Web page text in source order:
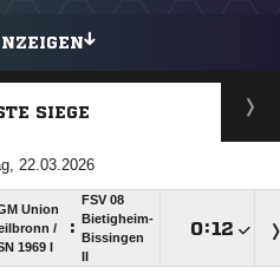
SIEGE
22.03.2026
Union
/​
1969 I
:
FSV 08
Bietigheim-
Bissingen
: